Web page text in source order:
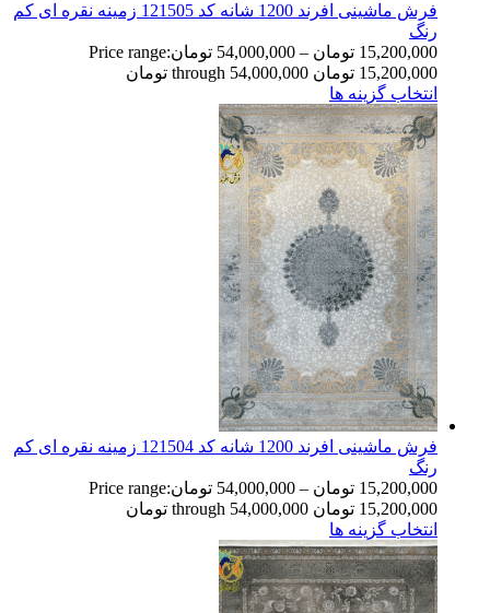
فرش ماشینی افرند 1200 شانه کد 121505 زمینه نقره ای کم
رنگ
15,200,000 تومان –
54,000,000 تومانPrice range:
15,200,000 تومان through 54,000,000 تومان
انتخاب گزینه ها
فرش ماشینی افرند 1200 شانه کد 121504 زمینه نقره ای کم
رنگ
15,200,000 تومان –
54,000,000 تومانPrice range:
15,200,000 تومان through 54,000,000 تومان
انتخاب گزینه ها